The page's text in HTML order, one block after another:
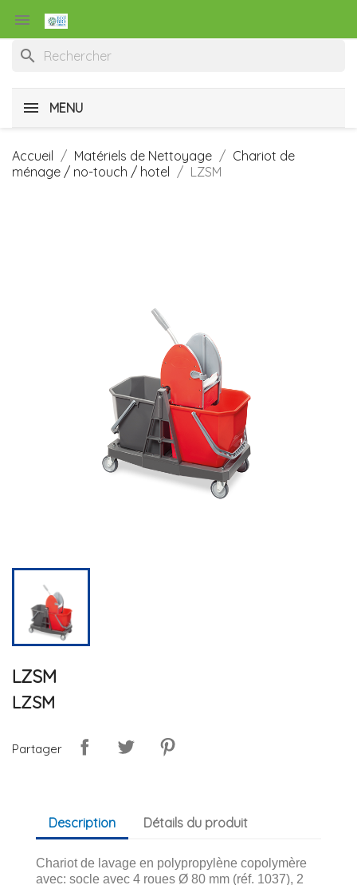

search
MENU
Accueil Matériels de Nettoyage
Chariot de
ménage / no-touch / hotel
LZSM
LZSM
LZSM
Partager
Description Détails du produit
Chariot de lavage en polypropylène copolymère
avec: socle avec 4 roues Ø 80 mm (réf. 1037), 2